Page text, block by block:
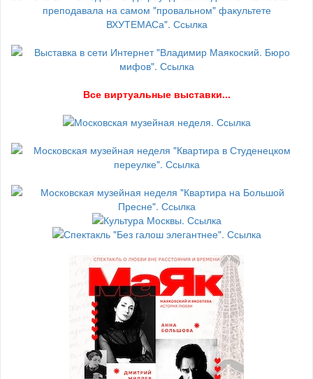
Все виртуальные выставки...